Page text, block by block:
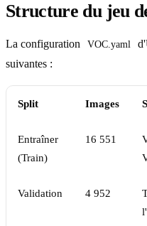
Structure du jeu
La configuration VOC.yaml
suivantes :
Split Images
Entraîner
(Train)
16 551
Validation 4 952
l'